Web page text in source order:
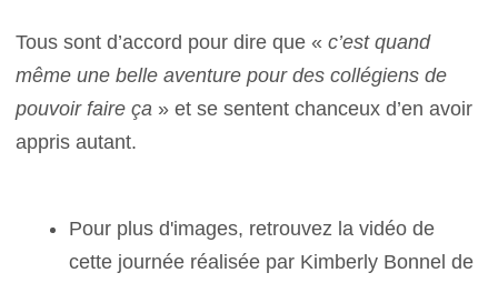
Tous sont d’accord pour dire que «c’est quand
même une belle aventure pour des collégiens de
pouvoir faire ça » et se sentent chanceux d’en avoir
appris autant.
Pour plus d'images, retrouvez la vidéo de
cette journée réalisée par Kimberly Bonnel de